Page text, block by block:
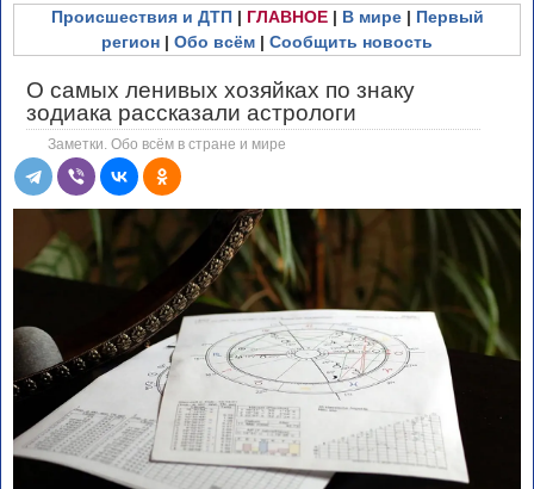
Происшествия и ДТП| ГЛАВНОЕ| В мире| Первый
регион | Обо всём | Сообщить новость
О самых ленивых хозяйках по знаку
зодиака рассказали астрологи
Заметки. Обо всём в стране и мире